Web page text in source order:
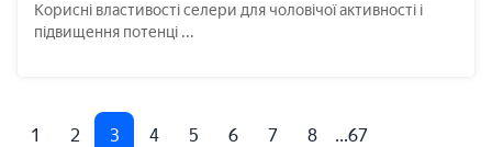
Корисні властивості селери для чоловічої активності і
підвищення потенці ...
1 2 3 4 5 6 7 8 ...67